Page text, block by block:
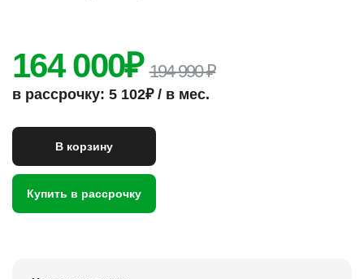
164 000₽ 194 990 ₽
в рассрочку: 5 102₽ / в мес.
В корзину
Купить в рассрочку